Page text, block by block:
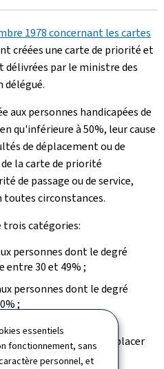
essentiels
fonctionnement, sans
personnel, et
1978 concernant les cartes
créées une carte de priorité et
délivrées par le ministre des
délégué.
aux personnes handicapées de
qu'inférieure à 50%, leur cause
de déplacement ou de
la carte de priorité
de passage ou de service,
toutes circonstances.
trois catégories:
personnes dont le degré
entre 30 et 49% ;
personnes dont le degré
;
personnes dont l'état
ne peuvent se déplacer
personne.